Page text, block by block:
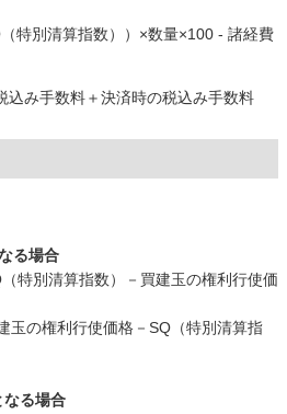
特別清算指数））×数量×100 - 諸経費
み手数料＋決済時の税込み手数料
る場合
特別清算指数）－買建玉の権利行使価
玉の権利行使価格－SQ（特別清算指
なる場合